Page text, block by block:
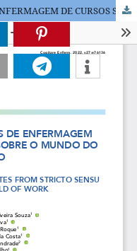
PERSPECTIVAS DE EGRESSOS DE ENFERMAGEM DE CURSOS STRICTO SENSU SOBRE O MUNDO DO TRABALHO